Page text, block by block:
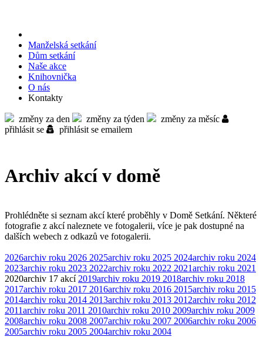
Manželská setkání
Dům setkání
Naše akce
Knihov­nička
O nás
Kontakty
změny za den změny za týden
změny za měsíc
přihlásit se
přihlásit se emailem
Archiv akcí v domě
Prohlédněte si seznam akcí které proběhly v Domě Setkání. Některé
fotografie z akcí naleznete ve fotogalerii, více je pak dostupné na
dalších webech z odkazů ve fotogalerii.
2026archiv roku 2026 2025archiv roku 2025 2024archiv roku 2024
2023archiv roku 2023 2022archiv roku 2022 2021archiv roku 2021
2020archiv 17 akcí 2019archiv roku 2019 2018archiv roku 2018
2017archiv roku 2017 2016archiv roku 2016 2015archiv roku 2015
2014archiv roku 2014 2013archiv roku 2013 2012archiv roku 2012
2011archiv roku 2011 2010archiv roku 2010 2009archiv roku 2009
2008archiv roku 2008 2007archiv roku 2007 2006archiv roku 2006
2005archiv roku 2005 2004archiv roku 2004